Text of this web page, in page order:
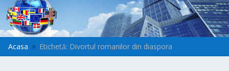
Acasa 9 Etichetă: Divortul romanilor din diaspora